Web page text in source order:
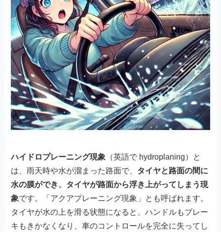
ハイドロプレーニング現象 （英語で hydroplaning）と
は、雨天時や水が溜まった路面で、 タイヤと路面の間に
水の膜ができ、タイヤが路面から浮き上がってしまう現
象です。「アクアプレーニング現象」とも呼ばれます。
タイヤが水の上を滑る状態になると、ハンドルもブレー
キもきかなくなり、車のコントロールを完全に失ってし